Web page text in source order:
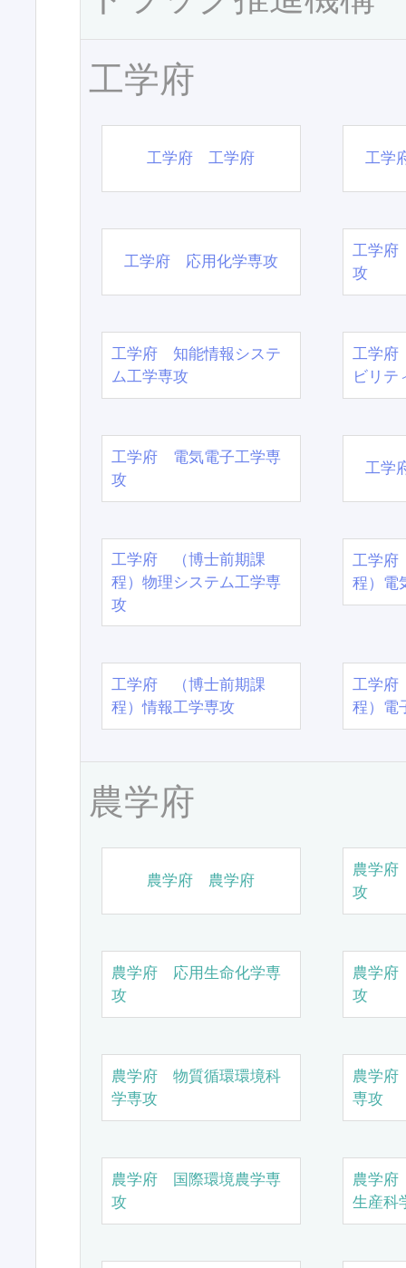
工学府
工学府 工学府 工学
工学府 応用化学専攻
工学府
攻
工学府 知能情報システ
ム工学専攻
工学府
ビリテ
工学府 電気電子工学専
攻
工学
工学府 （博士前期課
程）物理システム工学専
攻
工学
程）電
工学府 （博士前期課
程）情報工学専攻
工学
程）電
農学府
農学府 農学府
農学
攻
農学府 応用生命化学専
攻
農学
攻
農学府 物質循環環境科
学専攻
農学
専攻
農学府 国際環境農学専
攻
農学
生産科